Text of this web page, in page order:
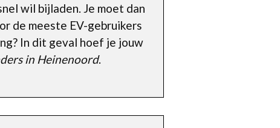
wil bijladen. Je moet dan
de meeste EV-gebruikers
In dit geval hoef je jouw
in Heinenoord.